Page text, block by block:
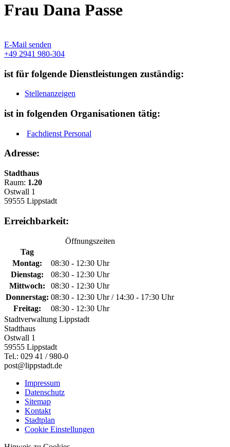
Frau Dana Passe
E-Mail senden
+49 2941 980-304
ist für folgende Dienstleistungen zuständig:
Stellenanzeigen
ist in folgenden Organisationen tätig:
Fachdienst Personal
Adresse:
Stadthaus
Raum: 1.20
Ostwall 1
59555 Lippstadt
Erreichbarkeit:
Öffnungszeiten
Tag
Montag:
08:30 - 12:30 Uhr
Dienstag:
08:30 - 12:30 Uhr
Mittwoch:
08:30 - 12:30 Uhr
Donnerstag: 08:30 - 12:30 Uhr / 14:30 - 17:30 Uhr
Freitag:
08:30 - 12:30 Uhr
Stadtverwaltung Lippstadt
Stadthaus
Ostwall 1
59555 Lippstadt
Tel.: 029 41 / 980-0
post@lippstadt.de
Impressum
Datenschutz
Sitemap
Kontakt
Stadtplan
Cookie Einstellungen